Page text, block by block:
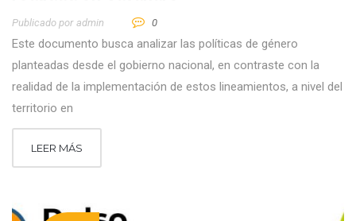
Publicado por Admin 0
Este documento busca analizar las políticas de género
planteadas desde el gobierno nacional, en contraste con la
realidad de la implementación de estos lineamientos, a nivel del
territorio en
LEER MÁS